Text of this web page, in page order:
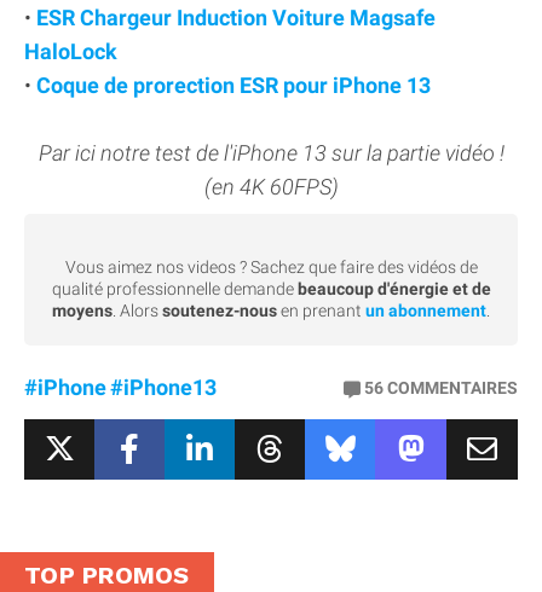
• ESR Chargeur Induction Voiture Magsafe
HaloLock
• Coque de prorection ESR pour iPhone 13
Par ici notre test de l'iPhone 13 sur la partie vidéo !
(en 4K 60FPS)
Vous aimez nos videos ? Sachez que faire des vidéos de
qualité professionnelle demande beaucoup d'énergie et de
moyens. Alorssoutenez-nousen prenant un abonnement.
#iPhone#iPhone13 56COMMENTAIRES
TOP PROMOS